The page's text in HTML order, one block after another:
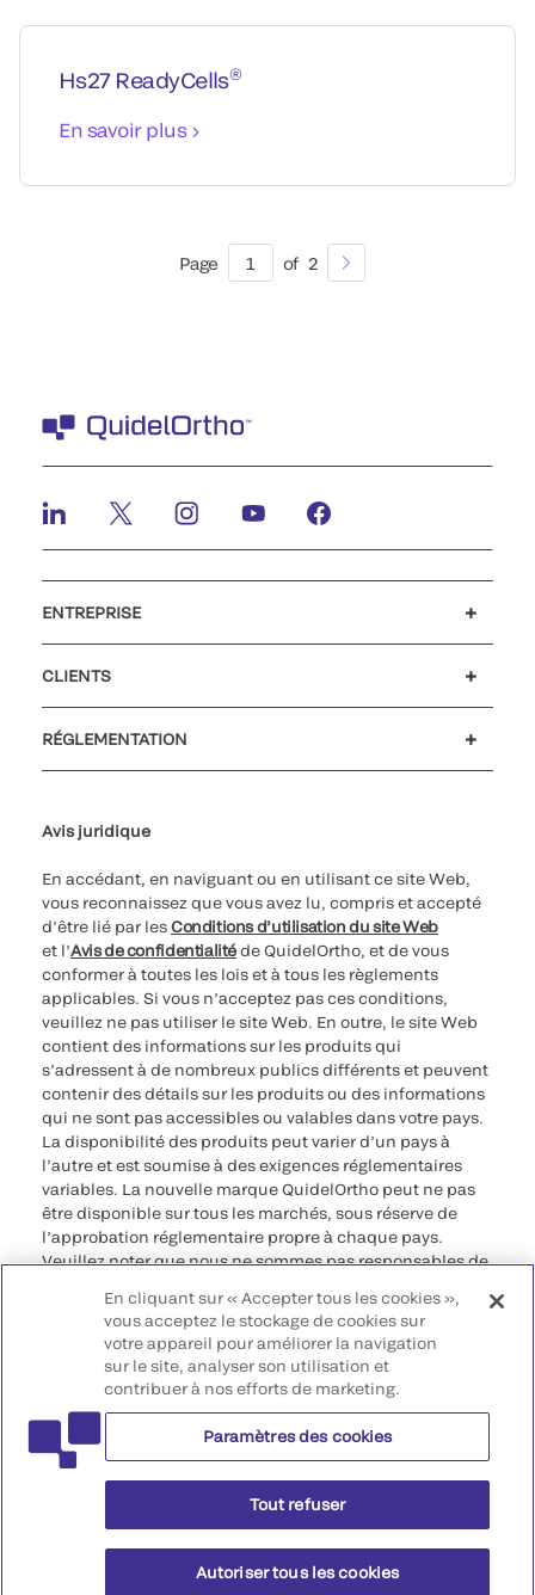
Hs27 ReadyCells®
En savoir plus
Page 1 of 2
ENTREPRISE
CLIENTS
RÉGLEMENTATION
Avis juridique
En accédant, en naviguant ou en utilisant ce site Web,
vous reconnaissez que vous avez lu, compris et accepté
d’être lié par lesConditions d’utilisation du site Web
et l’Avis de confidentialitéde QuidelOrtho, et de vous
conformer à toutes les lois et à tous les règlements
applicables. Si vous n’acceptez pas ces conditions,
veuillez ne pas utiliser le site Web. En outre, le site Web
contient des informations sur les produits qui
s’adressent à de nombreux publics différents et peuvent
contenir des détails sur les produits ou des informations
qui ne sont pas accessibles ou valables dans votre pays.
La disponibilité des produits peut varier d’un pays à
l’autre et est soumise à des exigences réglementaires
variables. La nouvelle marque QuidelOrtho peut ne pas
être disponible sur tous les marchés, sous réserve de
l’approbation réglementaire propre à chaque pays.
Veuillez noter que nous ne sommes pas responsables de
conformes à une procédure légale, à une
réglementation, à un enregistrement ou à un usage dans
votre pays d’origine.
©2026 QuidelOrtho Corporation. Tous droits réservés.
QuidelOrtho Corporation
9975 Summers Ridge Road, San Diego, CA 92121, USA
En cliquant sur « Accepter tous les cookies »,
vous acceptez le stockage de cookies sur
votre appareil pour améliorer la navigation
sur le site, analyser son utilisation et
contribuer à nos efforts de marketing.
Paramètres des cookies
Tout refuser
Autoriser tous les cookies